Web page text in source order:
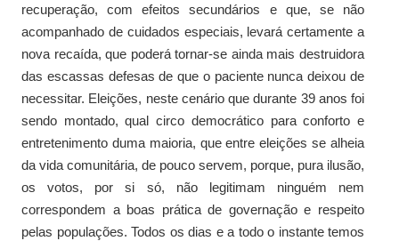
recuperação, com efeitos secundários e que, se não
acompanhado de cuidados especiais, levará certamente a
nova recaída, que poderá tornar-se ainda mais destruidora
das escassas defesas de que o paciente nunca deixou de
necessitar. Eleições, neste cenário que durante 39 anos foi
sendo montado, qual circo democrático para conforto e
entretenimento duma maioria, que entre eleições se alheia
da vida comunitária, de pouco servem, porque, pura ilusão,
os votos, por si só, não legitimam ninguém nem
correspondem a boas prática de governação e respeito
pelas populações. Todos os dias e a todo o instante temos